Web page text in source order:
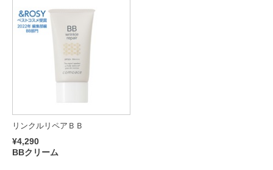
リンクルリペアＢＢ
¥4,290
BBクリーム